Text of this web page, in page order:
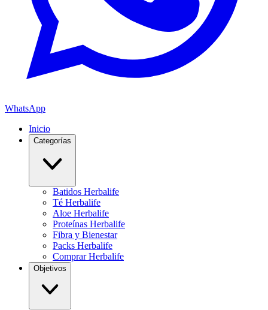
WhatsApp
Inicio
Categorías
Batidos Herbalife
Té Herbalife
Aloe Herbalife
Proteínas Herbalife
Fibra y Bienestar
Packs Herbalife
Comprar Herbalife
Objetivos